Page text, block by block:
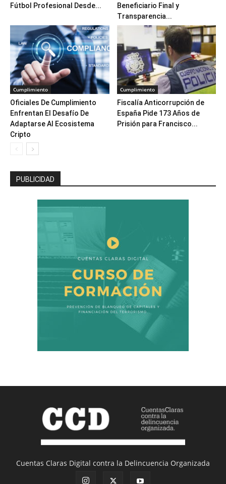
Fútbol Profesional Desde...
Beneficiario Final y
Transparencia...
Cumplimiento
Oficiales De Cumplimiento
Enfrentan El Desafío De
Adaptarse Al Ecosistema
Cripto
Cumplimiento
Fiscalía Anticorrupción de
España Pide 173 Años de
Prisión para Francisco...
PUBLICIDAD
Cuentas Claras Digital contra la Delincuencia Organizada